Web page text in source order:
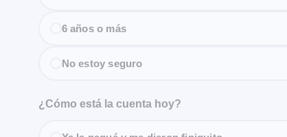
6 años o más
No estoy seguro
¿Cómo está la cuenta hoy?